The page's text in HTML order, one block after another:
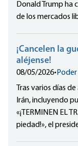
Donald Trump ha
de los mercados
¡Cancelen la
aléjense!
08/05/2026•
Tras varios días
Irán, incluyendo
«¡TERMINEN EL
piedad!», el